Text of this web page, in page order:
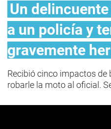
Un
a un policía y
gravemente
Recibió cinco impactos
robarle la moto al oficial.